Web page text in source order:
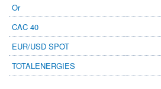
Or
CAC 40
EUR/USD SPOT
TOTALENERGIES